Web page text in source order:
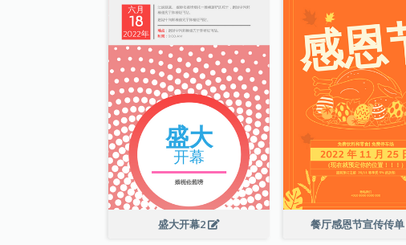
盛大开幕2 餐厅感恩节宣传传单